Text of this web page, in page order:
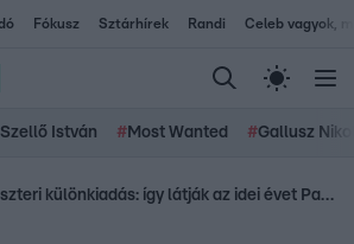
Fókusz Sztárhírek Randi Celeb vagyok,
Szellő István # Most Wanted #Gallusz
Szilveszteri különkiadás: így látják az idei évet Pajkaszeg közmunkásai!